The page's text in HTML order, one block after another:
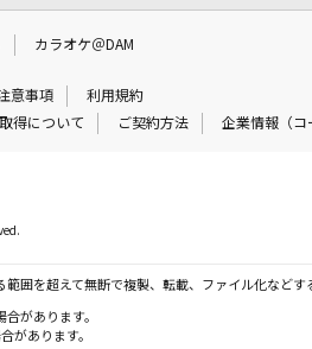
カラオケ＠DAM
意事項
利用規約
得について ご契約方法 企業情報（コ
囲を超えて無断で複製、転載、ファイル化などす
があります。
があります。